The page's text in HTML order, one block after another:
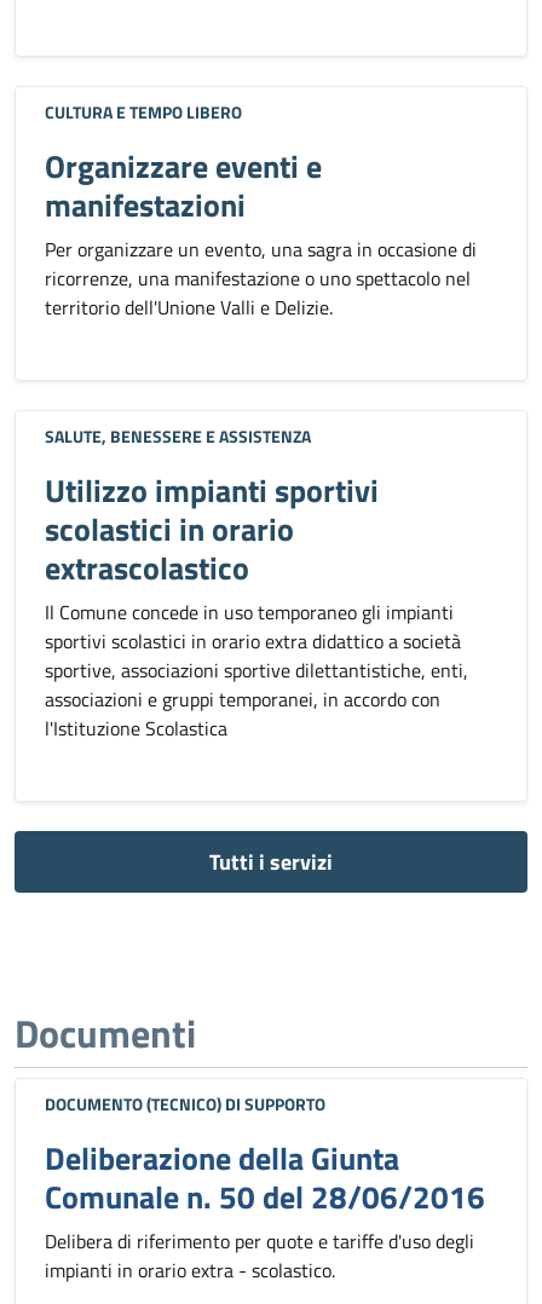
CULTURA E TEMPO LIBERO
Organizzare eventi e
manifestazioni
Per organizzare un evento, una sagra in occasione di
ricorrenze, una manifestazione o uno spettacolo nel
territorio dell'Unione Valli e Delizie.
SALUTE, BENESSERE E ASSISTENZA
Utilizzo impianti sportivi
scolastici in orario
extrascolastico
Il Comune concede in uso temporaneo gli impianti
sportivi scolastici in orario extra didattico a società
sportive, associazioni sportive dilettantistiche, enti,
associazioni e gruppi temporanei, in accordo con
l'Istituzione Scolastica
Tutti i servizi
Documenti
DOCUMENTO (TECNICO) DI SUPPORTO
Deliberazione della Giunta
Comunale n. 50 del 28/06/2016
Delibera di riferimento per quote e tariffe d'uso degli
impianti in orario extra - scolastico.